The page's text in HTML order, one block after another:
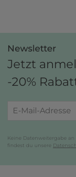
Newsletter
Jetzt
-20%
Keine Datenweitergabe
findest du unsere